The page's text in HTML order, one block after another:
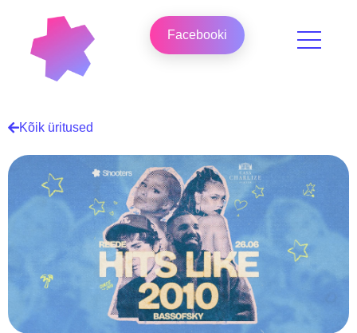
Facebooki
Kõik üritused